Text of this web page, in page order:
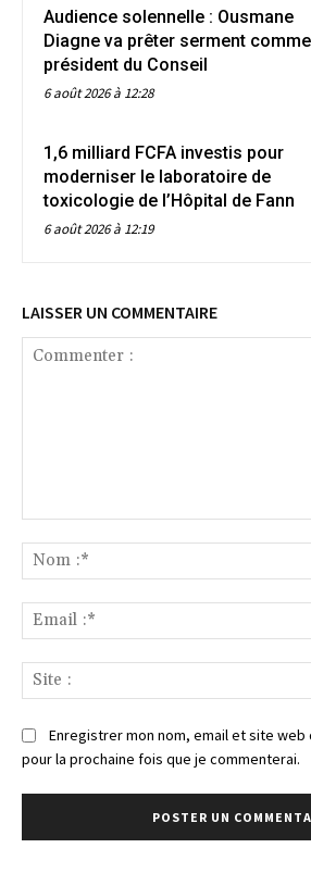
Audience solennelle : Ousmane
Diagne va prêter serment comme
président du Conseil
6 août 2026 à 12:28
1,6 milliard FCFA investis pour
moderniser le laboratoire de
toxicologie de l’Hôpital de Fann
6 août 2026 à 12:19
LAISSER UN COMMENTAIRE
Enregistrer mon nom, email et site web
pour la prochaine fois que je commenterai.